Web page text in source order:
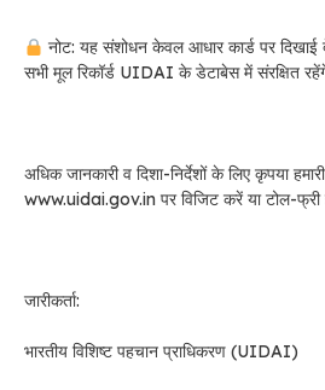
नोट: यह संशोधन केवल आधार कार्ड पर दिखाई
सभी मूल रिकॉर्ड UIDAI के डेटाबेस में संरक्षित
अधिक जानकारी व दिशा-निर्देशों के लिए कृपया
www.uidai.gov.in पर विजिट करें या टोल-
जारीकर्ता:
भारतीय विशिष्ट पहचान प्राधिकरण (UIDAI)